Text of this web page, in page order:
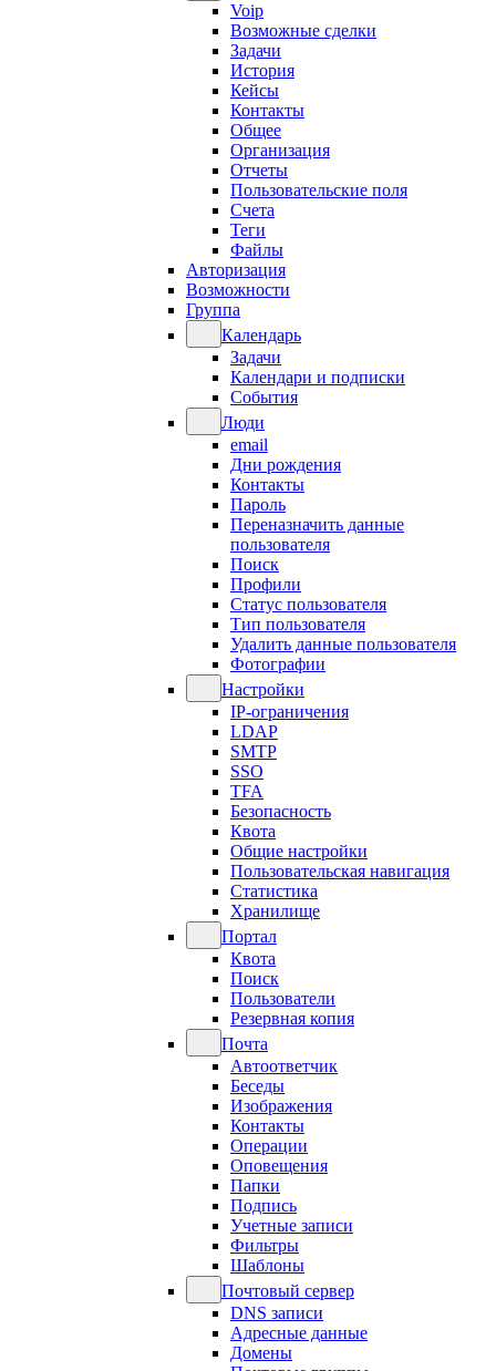
Voip
Возможные сделки
Задачи
История
Кейсы
Контакты
Общее
Организация
Отчеты
Пользовательские поля
Счета
Теги
Файлы
Авторизация
Возможности
Группа
Календарь
Задачи
Календари и подписки
События
Люди
email
Дни рождения
Контакты
Пароль
Переназначить данные
пользователя
Поиск
Профили
Статус пользователя
Тип пользователя
Удалить данные пользователя
Фотографии
Настройки
IP-ограничения
LDAP
SMTP
SSO
TFA
Безопасность
Квота
Общие настройки
Пользовательская навигация
Статистика
Хранилище
Портал
Квота
Поиск
Пользователи
Резервная копия
Почта
Автоответчик
Беседы
Изображения
Контакты
Операции
Оповещения
Папки
Подпись
Учетные записи
Фильтры
Шаблоны
Почтовый сервер
DNS записи
Адресные данные
Домены